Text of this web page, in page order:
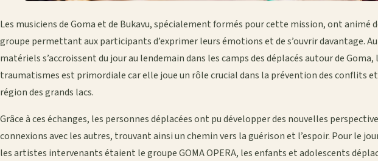
Les musiciens de Goma et de Bukavu, spécialement formés pour cette mission, ont animé
groupe permettant aux participants d’exprimer leurs émotions et de s’ouvrir davantage.
matériels s’accroissent du jour au lendemain dans les camps des déplacés autour de Goma,
traumatismes est primordiale car elle joue un rôle crucial dans la prévention des conflits
région des grands lacs.
Grâce à ces échanges, les personnes déplacées ont pu développer des nouvelles
connexions avec les autres, trouvant ainsi un chemin vers la guérison et l’espoir. Pour le
les artistes intervenants étaient le groupe GOMA OPERA, les enfants et adolescents